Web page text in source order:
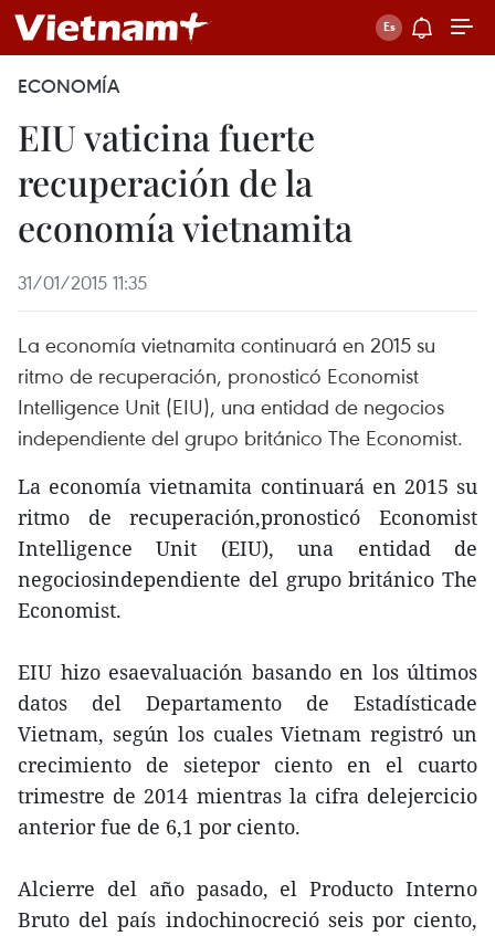
ECONOMÍA
EIU vaticina fuerte
recuperación de la
economía vietnamita
31/01/2015 11:35
La economía vietnamita continuará en 2015 su
ritmo de recuperación, pronosticó Economist
Intelligence Unit (EIU), una entidad de negocios
independiente del grupo británico The Economist.
La economía vietnamita continuará en 2015 su
ritmo de recuperación,pronosticó Economist
Intelligence Unit (EIU), una entidad de
negociosindependiente del grupo británico The
Economist.
EIU hizo esaevaluación basando en los últimos
datos del Departamento de Estadísticade
Vietnam, según los cuales Vietnam registró un
crecimiento de sietepor ciento en el cuarto
trimestre de 2014 mientras la cifra delejercicio
anterior fue de 6,1 por ciento.
Alcierre del año pasado, el Producto Interno
Bruto del país indochinocreció seis por ciento,